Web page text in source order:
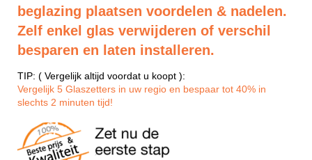
beglazing plaatsen voordelen & nadelen.
Zelf enkel glas verwijderen of verschil
besparen en laten installeren.
TIP: ( Vergelijk altijd voordat u koopt ):
Vergelijk 5 Glaszetters in uw regio en bespaar tot 40% in
slechts 2 minuten tijd!